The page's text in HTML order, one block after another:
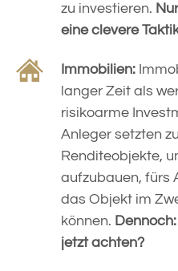
zu investieren.
eine clevere
Immobilien:
langer Zeit als
risikoarme
Anleger setzten
Renditeobjekte,
aufzubauen, fürs
das Objekt im
können.
jetzt achten?